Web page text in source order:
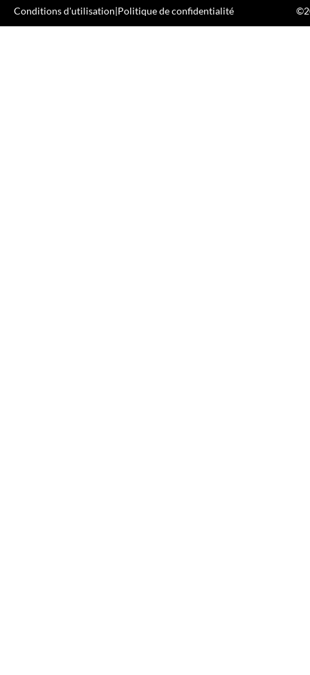
Conditions d'utilisation|Politique de confidentialité